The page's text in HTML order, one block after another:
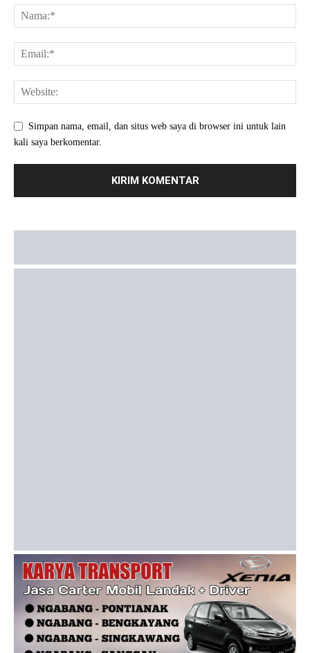
Simpan nama, email, dan situs web saya di browser ini untuk lain
kali saya berkomentar.